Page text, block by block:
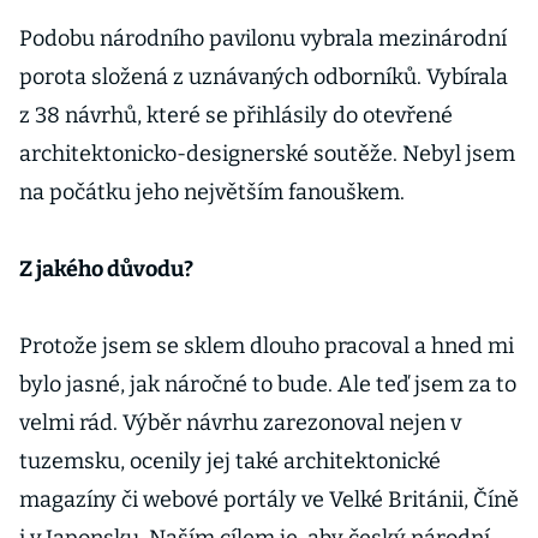
Podobu národního pavilonu vybrala mezinárodní
porota složená z uznávaných odborníků. Vybírala
z 38 návrhů, které se přihlásily do otevřené
architektonicko-designerské soutěže. Nebyl jsem
na počátku jeho největším fanouškem.
Z jakého důvodu?
Protože jsem se sklem dlouho pracoval a hned mi
bylo jasné, jak náročné to bude. Ale teď jsem za to
velmi rád. Výběr návrhu zarezonoval nejen v
tuzemsku, ocenily jej také architektonické
magazíny či webové portály ve Velké Británii, Číně